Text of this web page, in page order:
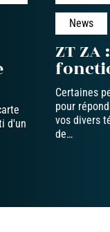
d'un
News
ZT
Certaines
pour
vos divers
de…